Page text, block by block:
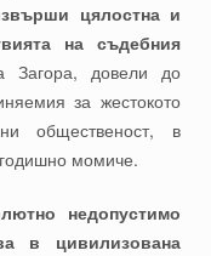
цялостна и
на съдебния
довели до
за жестокото
общественост, в
годишно момиче.
недопустимо
в цивилизована